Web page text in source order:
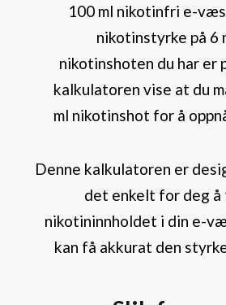
100 ml nikotinfri e-
nikotinstyrke på 6
nikotinshoten du har er
kalkulatoren vise at du
ml nikotinshot for å
Denne kalkulatoren er
det enkelt for deg å
nikotininnholdet i din e-
kan få akkurat den